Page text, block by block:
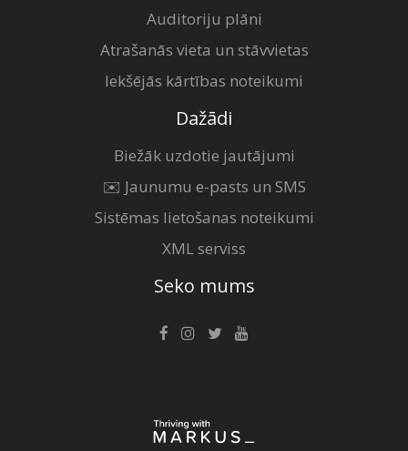
Auditoriju plāni
Atrašanās vieta un stāvvietas
Iekšējās kārtības noteikumi
Dažādi
Biežāk uzdotie jautājumi
✉️ Jaunumu e-pasts un SMS
Sistēmas lietošanas noteikumi
XML serviss
Seko mums